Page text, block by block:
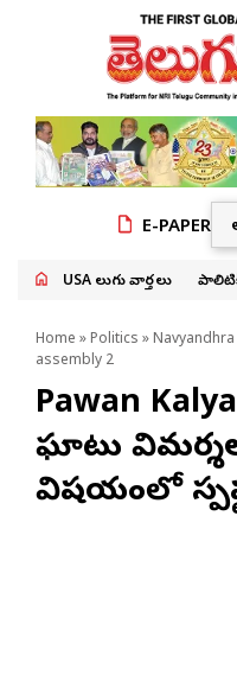
E-PAPER
USA తెలుగు వార్తలు
Home » Politics » Navyandhra
assembly 2
Pawan
ఘాటు
విషయంలో